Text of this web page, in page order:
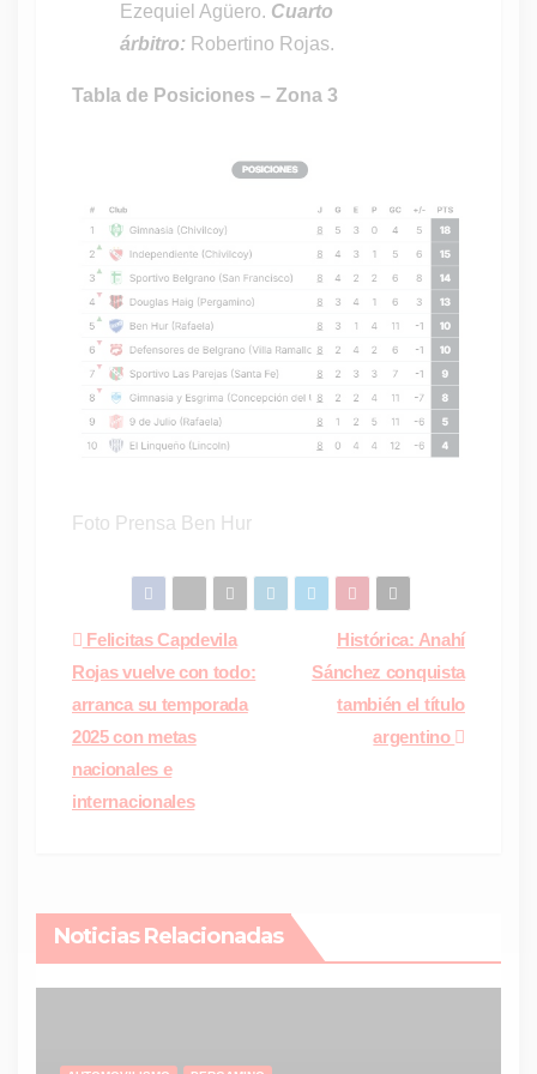
Ezequiel Agüero. Cuarto
árbitro: Robertino Rojas.
Tabla de Posiciones – Zona 3
Foto Prensa Ben Hur
Navegación
de
entradas
Histórica: Anahí
Sánchez conquista
también el título
argentino
Felicitas Capdevila
Rojas vuelve con todo:
arranca su temporada
2025 con metas
nacionales e
internacionales
Noticias Relacionadas